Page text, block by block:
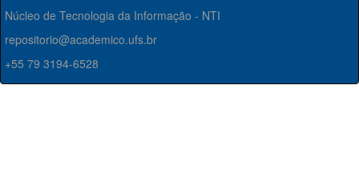
Núcleo de Tecnologia da Informação - NTI
repositorio@academico.ufs.br
+55 79 3194-6528